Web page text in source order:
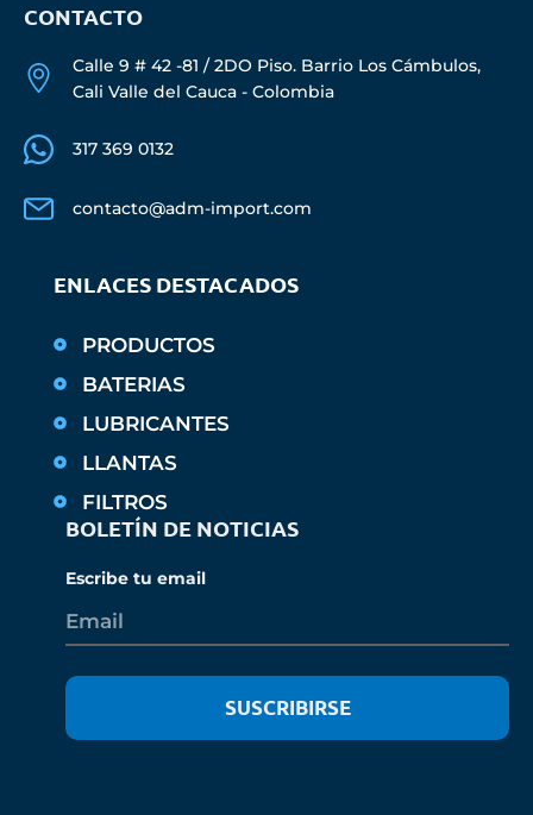
CONTACTO
Calle 9 # 42 -81 / 2DO Piso. Barrio Los Cámbulos,
Cali Valle del Cauca - Colombia
317 369 0132
contacto@adm-import.com
ENLACES DESTACADOS
PRODUCTOS
BATERIAS
LUBRICANTES
LLANTAS
FILTROS
BOLETÍN DE NOTICIAS
Escribe tu email
SUSCRIBIRSE